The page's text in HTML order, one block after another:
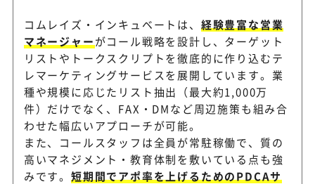
コムレイズ・インキュベートは、 経験豊富な営業
マネージャーがコール戦略を設計し、ターゲット
リストやトークスクリプトを徹底的に作り込むテ
レマーケティングサービスを展開しています。業
種や規模に応じたリスト抽出（最大約1,000万
件）だけでなく、FAX・DMなど周辺施策も組み合
わせた幅広いアプローチが可能。
また、コールスタッフは全員が常駐稼働で、質の
高いマネジメント・教育体制を敷いている点も強
みです。短期間でアポ率を上げるためのPDCAサ